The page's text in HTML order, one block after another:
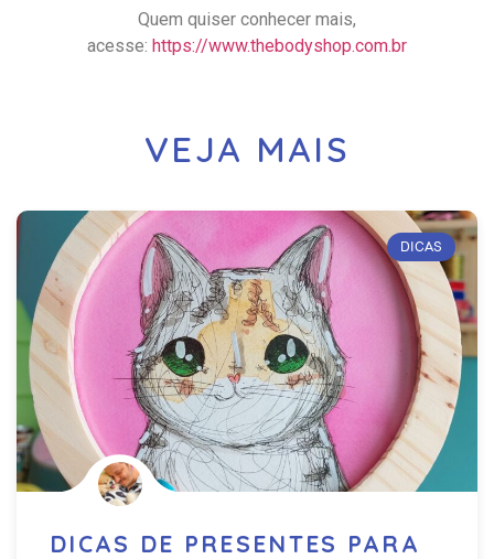
Quem quiser conhecer mais,
acesse: https://www.thebodyshop.com.br
VEJA MAIS
DICAS
DICAS DE PRESENTES PARA